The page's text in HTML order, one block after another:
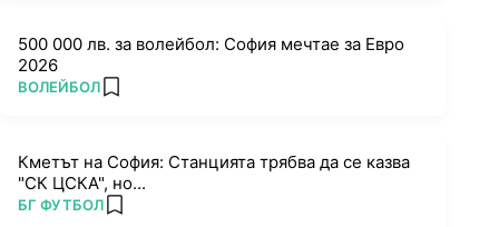
500 000 лв. за волейбол: София мечтае за Евро
2026
ПОВЕЧЕ ОТ
ВОЛЕЙБОЛ add favorites
Кметът на София: Станцията трябва да се казва
"СК ЦСКА", но...
ПОВЕЧЕ ОТ
БГ ФУТБОЛ add favorites